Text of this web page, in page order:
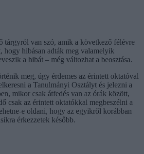
tárgyról van szó, amik a következő félévre
hogy hibásan adták meg valamelyik
a hibát – még változhat a beosztása.
meg, úgy érdemes az érintett oktatóval
a Tanulmányi Osztályt és jelezni a
mikor csak átfedés van az órák között,
csak az érintett oktatókkal megbeszélni a
e oldani, hogy az egyikről korábban
érkezzetek később.